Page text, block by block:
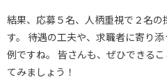
結果、応募５名、人柄重視で２名の
す。 待遇の工夫や、求職者に寄り
例ですね。 皆さんも、ぜひできる
てみましょう！